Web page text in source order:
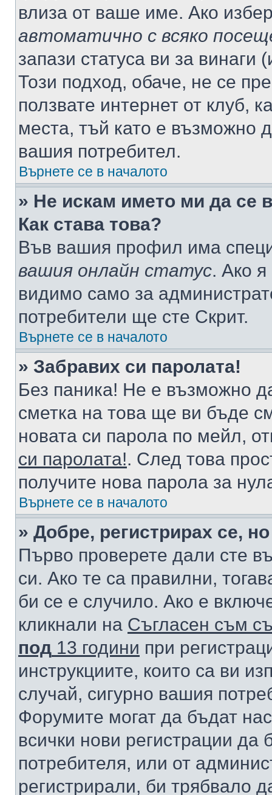
влиза от ваше име. Ако
автоматично с всяко
запази статуса ви за винаги
Този подход, обаче, не се
ползвате интернет от клуб,
места, тъй като е възможно
вашия потребител.
Върнете се в началото
» Не искам името ми да се
Как става това?
Във вашия профил има
вашия онлайн статус. Ако
видимо само за
потребители ще сте Скрит.
Върнете се в началото
» Забравих си паролата!
Без паника! Не е възможно
сметка на това ще ви бъде
новата си парола по мейл,
си паролата!. След това
получите нова парола за
Върнете се в началото
» Добре, регистрирах се,
Първо проверете дали сте
си. Ако те са правилни,
би се е случило. Ако е
кликнали на Съгласен съм
под 13 години при
инструкциите, които са ви
случай, сигурно вашия
Форумите могат да бъдат
всички нови регистрации да
потребителя, или от
регистрирали, би трябвало